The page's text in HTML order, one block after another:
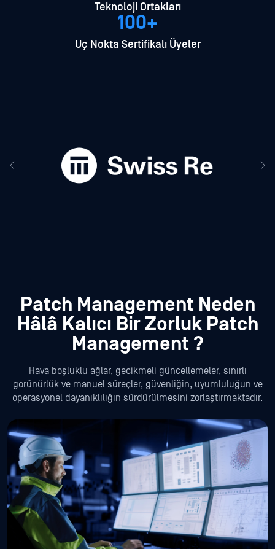
Teknoloji Ortakları
100+
Uç Nokta Sertifikalı Üyeler
Patch Management Neden
Hâlâ Kalıcı Bir Zorluk Patch
Management ?
Hava boşluklu ağlar, gecikmeli güncellemeler, sınırlı
görünürlük ve manuel süreçler, güvenliğin, uyumluluğun ve
operasyonel dayanıklılığın sürdürülmesini zorlaştırmaktadır.
Hava Boşluklu Yama Uygulaması
İzole edilmiş OT, ICS ve ayrılmış ortamlardaki cihazlara
yama uygulamak, yoğun manuel çaba ve koordinasyon
gerektirir. BT odaklı yama araçlarının çoğu, ağ sınırında
durur ve bu segmentleri tamamen savunmasız bırakır.
Saldırı Yüzeyinin Genişlemesi